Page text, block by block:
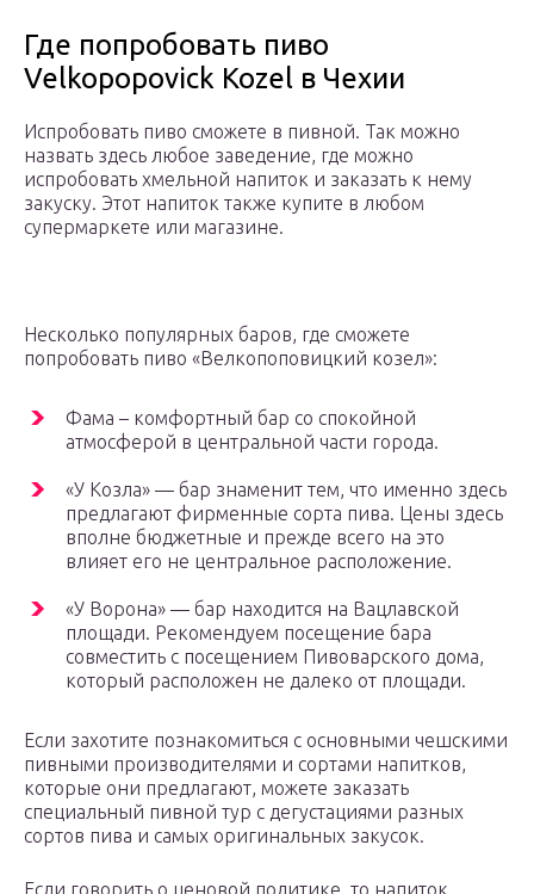
Где попробовать пиво
Velkopopovick Kozel в Чехии
Испробовать пиво сможете в пивной. Так можно
назвать здесь любое заведение, где можно
испробовать хмельной напиток и заказать к нему
закуску. Этот напиток также купите в любом
супермаркете или магазине.
Несколько популярных баров, где сможете
попробовать пиво «Велкопоповицкий козел»:
Фама – комфортный бар со спокойной
атмосферой в центральной части города.
«У Козла» — бар знаменит тем, что именно здесь
предлагают фирменные сорта пива. Цены здесь
вполне бюджетные и прежде всего на это
влияет его не центральное расположение.
«У Ворона» — бар находится на Вацлавской
площади. Рекомендуем посещение бара
совместить с посещением Пивоварского дома,
который расположен не далеко от площади.
Если захотите познакомиться с основными чешскими
пивными производителями и сортами напитков,
которые они предлагают, можете заказать
специальный пивной тур с дегустациями разных
сортов пива и самых оригинальных закусок.
Если говорить о ценовой политике, то напиток